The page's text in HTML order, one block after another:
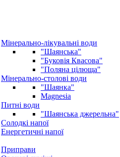
Мінерально-лікувальні води
"Шаянська"
"Буковія Квасова"
"Поляна цілюща"
Мінерально-столові води
"Шаянка"
Magnesia
Питні води
"Шаянська джерельна"
Солодкі напої
Енергетичні напої
Приправи